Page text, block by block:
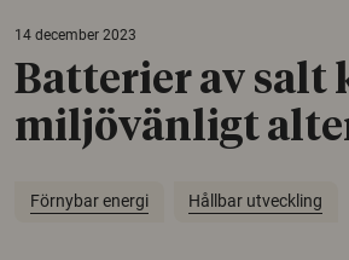
14 december 2023
Batterier av salt
miljövänligt
Förnybar energi Hållbar utveckling